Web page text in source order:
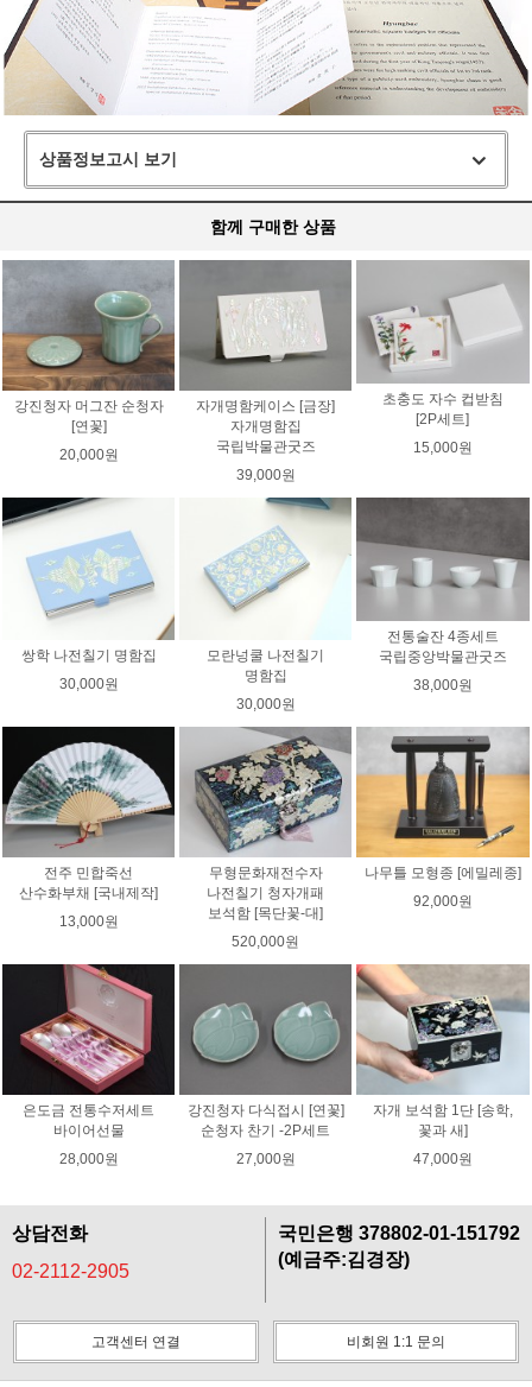
상품정보고시 보기
함께 구매한 상품
강진청자 머그잔 순청자
[연꽃]
20,000원
자개명함케이스 [금장]
자개명함집
국립박물관굿즈
39,000원
초충도 자수 컵받침
[2P세트]
15,000원
쌍학 나전칠기 명함집
30,000원
모란넝쿨 나전칠기
명함집
30,000원
전통술잔 4종세트
국립중앙박물관굿즈
38,000원
전주 민합죽선
산수화부채 [국내제작]
13,000원
무형문화재전수자
나전칠기 청자개패
보석함 [목단꽃-대]
520,000원
나무틀 모형종 [에밀레종]
92,000원
은도금 전통수저세트
바이어선물
28,000원
강진청자 다식접시 [연꽃]
순청자 찬기 -2P세트
27,000원
자개 보석함 1단 [송학,
꽃과 새]
47,000원
상담전화
02-2112-2905
국민은행 378802-01-151792
(예금주:김경장)
고객센터 연결 비회원 1:1 문의